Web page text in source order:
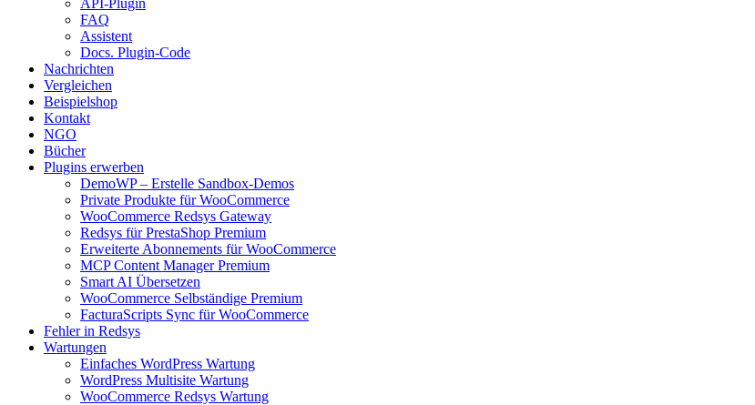
API-Plugin
FAQ
Assistent
Docs. Plugin-Code
Nachrichten
Vergleichen
Beispielshop
Kontakt
NGO
Bücher
Plugins erwerben
DemoWP – Erstelle Sandbox-Demos
Private Produkte für WooCommerce
WooCommerce Redsys Gateway
Redsys für PrestaShop Premium
Erweiterte Abonnements für WooCommerce
MCP Content Manager Premium
Smart AI Übersetzen
WooCommerce Selbständige Premium
FacturaScripts Sync für WooCommerce
Fehler in Redsys
Wartungen
Einfaches WordPress Wartung
WordPress Multisite Wartung
WooCommerce Redsys Wartung